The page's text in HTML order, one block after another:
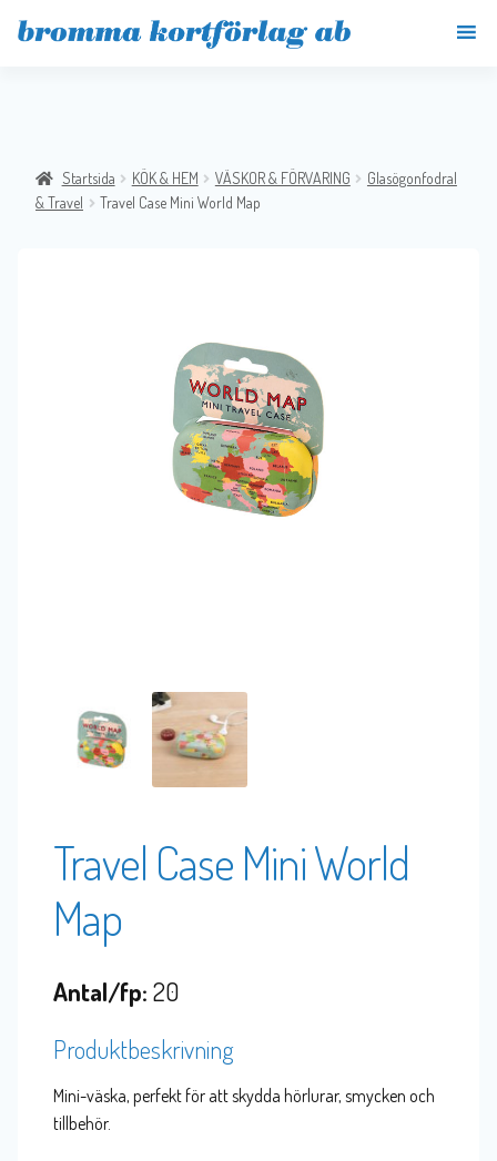
Startsida KÖK & HEM VÄSKOR & FÖRVARING
Glasögonfodral
& Travel
Travel Case Mini World Map
Travel Case Mini World
Map
Antal/fp: 20
Produktbeskrivning
Mini-väska, perfekt för att skydda hörlurar, smycken och
tillbehör.